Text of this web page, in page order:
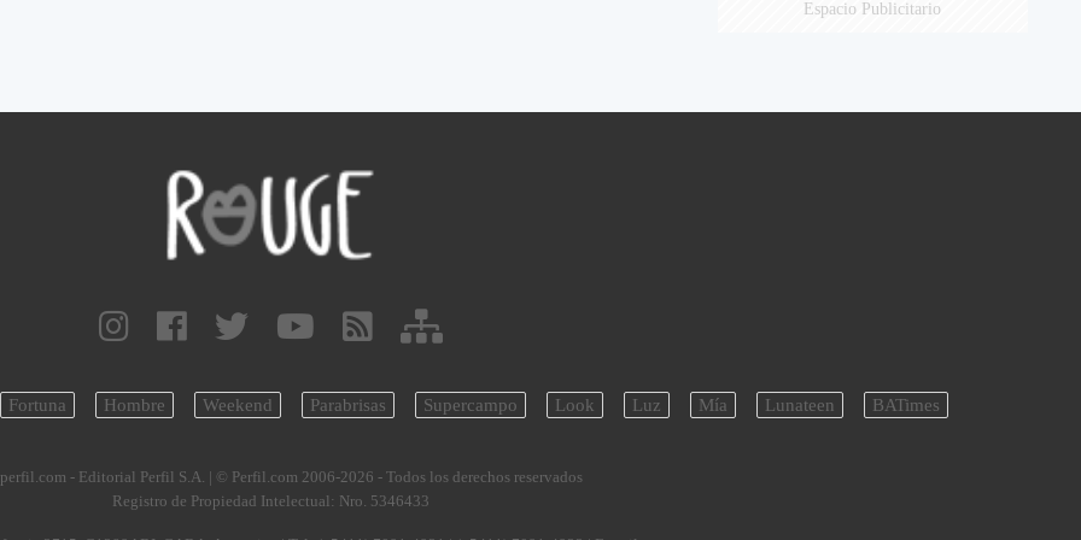
Espacio Publicitario
Fortuna Hombre Weekend Parabrisas Supercampo Look Luz Mía Lunateen BATimes
- Editorial Perfil S.A. | © Perfil.com 2006-2026 - Todos los derechos reservados
Registro de Propiedad Intelectual: Nro. 5346433